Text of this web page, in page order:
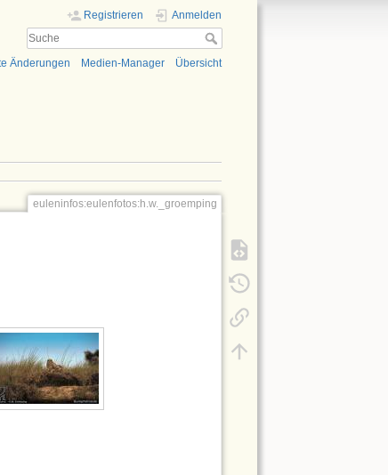
Registrieren Anmelden
Änderungen Medien-Manager Übersicht
euleninfos:eulenfotos:h.w._groemping